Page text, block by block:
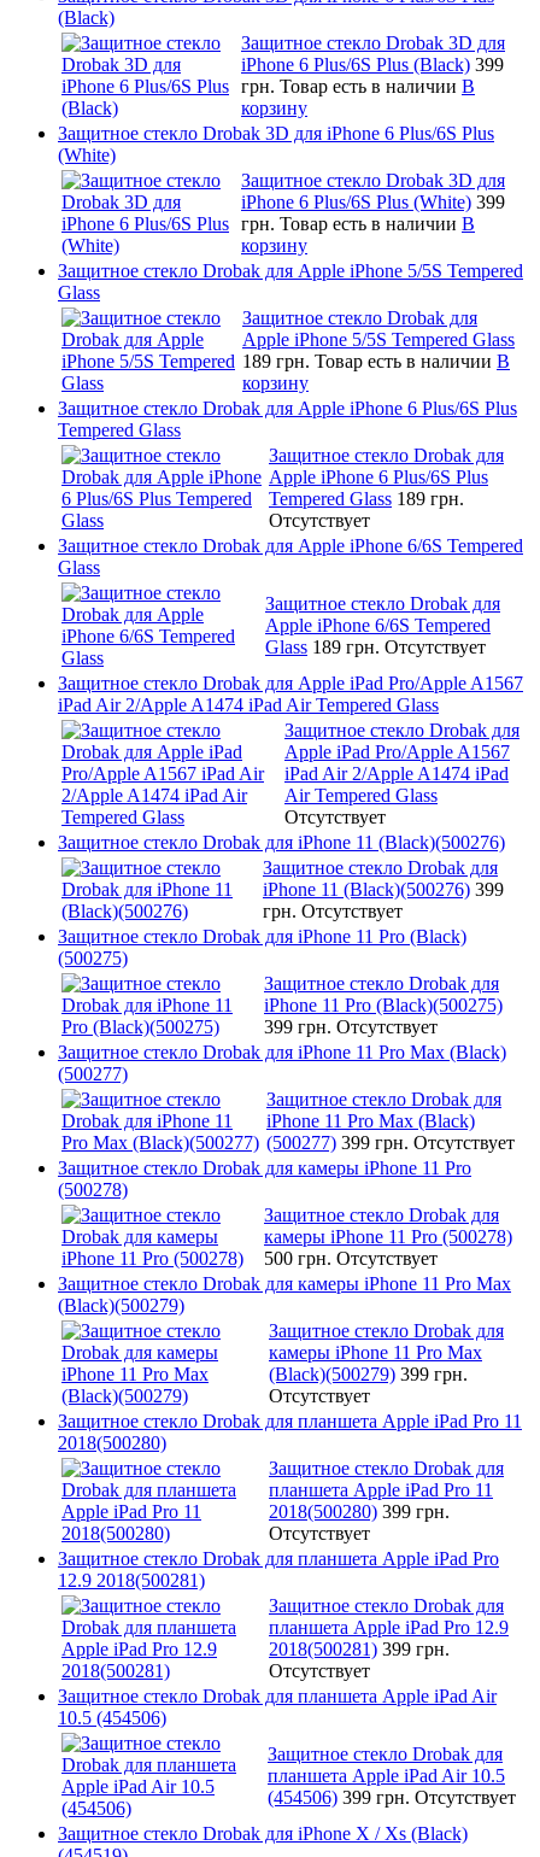
(Black)
Защитное стекло Drobak 3D для
iPhone 6 Plus/6S Plus (Black) 399
грн. Товар есть в наличии В
корзину
Защитное стекло Drobak 3D для iPhone 6 Plus/6S Plus
(White)
Защитное стекло Drobak 3D для
iPhone 6 Plus/6S Plus (White) 399
грн. Товар есть в наличии В
корзину
Защитное стекло Drobak для Apple iPhone 5/5S Tempered
Glass
Защитное стекло Drobak для
Apple iPhone 5/5S Tempered Glass
189 грн. Товар есть в наличии В
корзину
Защитное стекло Drobak для Apple iPhone 6 Plus/6S Plus
Tempered Glass
Защитное стекло Drobak для
Apple iPhone 6 Plus/6S Plus
Tempered Glass 189 грн.
Отсутствует
Защитное стекло Drobak для Apple iPhone 6/6S Tempered
Glass
Защитное стекло Drobak для
Apple iPhone 6/6S Tempered
Glass 189 грн. Отсутствует
Защитное стекло Drobak для Apple iPad Pro/Apple A1567
iPad Air 2/Apple A1474 iPad Air Tempered Glass
Защитное стекло Drobak для
Apple iPad Pro/Apple A1567
iPad Air 2/Apple A1474 iPad
Air Tempered Glass
Отсутствует
Защитное стекло Drobak для iPhone 11 (Black)(500276)
Защитное стекло Drobak для
iPhone 11 (Black)(500276) 399
грн. Отсутствует
Защитное стекло Drobak для iPhone 11 Pro (Black)
(500275)
Защитное стекло Drobak для
iPhone 11 Pro (Black)(500275)
399 грн. Отсутствует
Защитное стекло Drobak для iPhone 11 Pro Max (Black)
(500277)
Защитное стекло Drobak для
iPhone 11 Pro Max (Black)
(500277) 399 грн. Отсутствует
Защитное стекло Drobak для камеры iPhone 11 Pro
(500278)
Защитное стекло Drobak для
камеры iPhone 11 Pro (500278)
500 грн. Отсутствует
Защитное стекло Drobak для камеры iPhone 11 Pro Max
(Black)(500279)
Защитное стекло Drobak для
камеры iPhone 11 Pro Max
(Black)(500279) 399 грн.
Отсутствует
Защитное стекло Drobak для планшета Apple iPad Pro 11
2018(500280)
Защитное стекло Drobak для
планшета Apple iPad Pro 11
2018(500280) 399 грн.
Отсутствует
Защитное стекло Drobak для планшета Apple iPad Pro
12.9 2018(500281)
Защитное стекло Drobak для
планшета Apple iPad Pro 12.9
2018(500281) 399 грн.
Отсутствует
Защитное стекло Drobak для планшета Apple iPad Air
10.5 (454506)
Защитное стекло Drobak для
планшета Apple iPad Air 10.5
(454506) 399 грн. Отсутствует
Защитное стекло Drobak для iPhone X / Xs (Black)